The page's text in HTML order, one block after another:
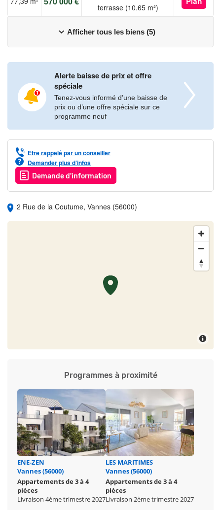
Intéressé par cette résidence ? Contactez nous pour plus
sont disponibles sur le site Géorisques :
www.georisques.gouv.fr
terrasse (10.65 m²)
Afficher tous les biens (5)
Alerte baisse de prix et offre
spéciale
Tenez-vous informé d’une baisse de
prix ou d’une offre spéciale sur ce
programme neuf
Être rappelé par un conseiller
Demander plus d’infos
Demande d'information
2 Rue de la Coutume, Vannes (56000)
Programmes à proximité
ENE-ZEN
Vannes (56000)
Appartements de 3 à 4
pièces
Livraison 4ème trimestre 2027
LES MARITIMES
Vannes (56000)
Appartements de 3 à 4
pièces
Livraison 2ème trimestre 2027